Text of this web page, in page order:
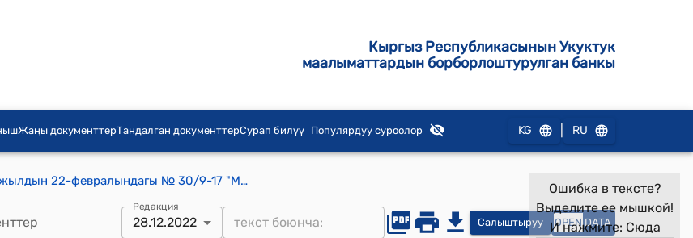
Кыргыз Республикасынын Укуктук
маалыматтардын борборлоштурулган банкы
Жаңы документтерТандалган документтерСурап билүү Популярдуу суроолор KG RU
Чолпон-Ата шаардык кеңешинин 2022-жылдын 22-февралындагы № 30/9-17 "Муниципалдык менчиктеги жерлерди жана имараттарды ижарага берүү тарифтерине өзгөртүү киргизүү боюнча колдонулуучу базалык ставкасын жана дифференциялоочу коэффициенттерин бекитүү жөнүндө" токтому
Редакция
28.12.2022 Салыштыруу OPEN DATA
Ошибка в тексте?
Выделите ее мышкой!
И нажмите: Сюда